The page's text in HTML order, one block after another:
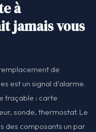
à
jamais vous
de
est un signal d'alarme.
traçable : carte
sonde, thermostat. Le
des composants un par